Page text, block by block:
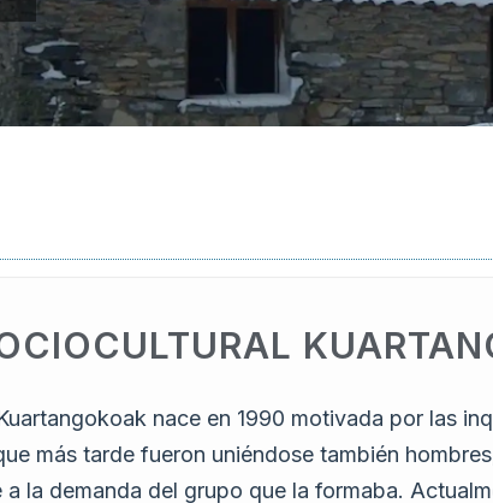
nace en 1990 motivada por las
más tarde fueron uniéndose también
la demanda del grupo que la formaba.